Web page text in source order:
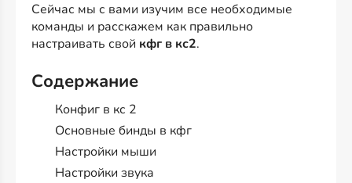
Сейчас мы с вами изучим все необходимые
команды и расскажем как правильно
настраивать свой кфг в кс2.
Содержание
Конфиг в кс 2
Основные бинды в кфг
Настройки мыши
Настройки звука